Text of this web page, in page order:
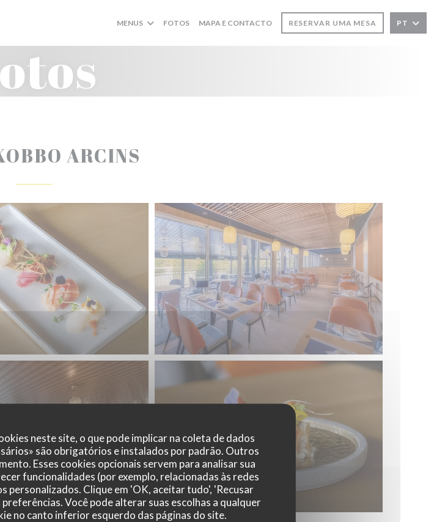
neste site, o que pode implicar na coleta de dados
são obrigatórios e instalados por padrão. Outros
Esses cookies opcionais servem para analisar sua
funcionalidades (por exemplo, relacionadas às redes
personalizados. Clique em 'OK, aceitar tudo', 'Recusar
Você pode alterar suas escolhas a qualquer
no canto inferior esquerdo das páginas do site.
MENUS FOTOS MAPA E CONTACTO RESERVAR UMA MESA PT
ARCINS